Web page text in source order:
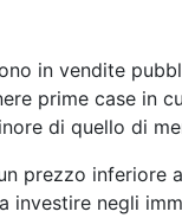
in vendite
prime case in
di quello di
prezzo
investire negli